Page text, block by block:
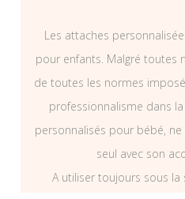
Les attaches
pour enfants. Malgré toutes
de toutes les normes
professionnalisme dans
personnalisés pour bébé,
seul avec son
A utiliser toujours sous la